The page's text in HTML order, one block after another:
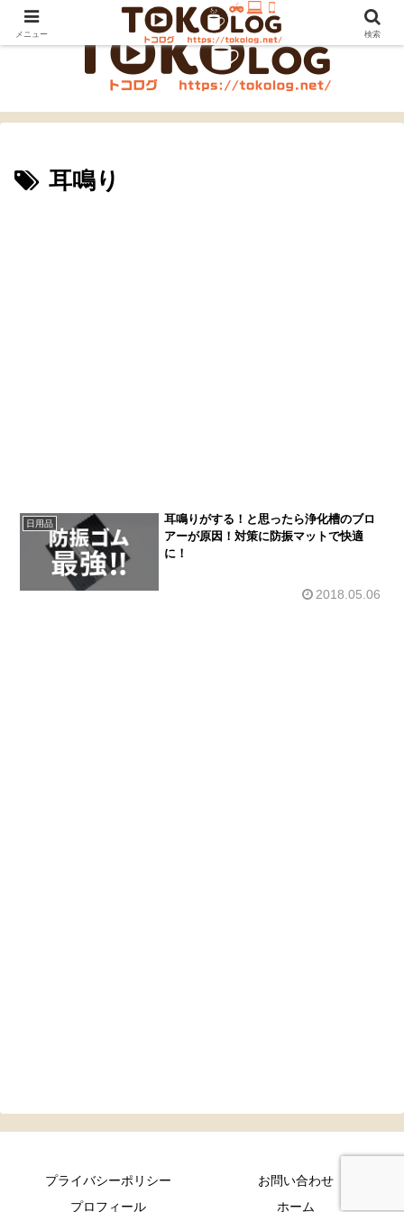
耳鳴り
日用品
耳鳴りがする！と思ったら浄化槽のブロ
アーが原因！対策に防振マットで快適
に！
2018.05.06
プライバシーポリシー
お問い合わせ
プロフィール
ホーム
メニュー 検索